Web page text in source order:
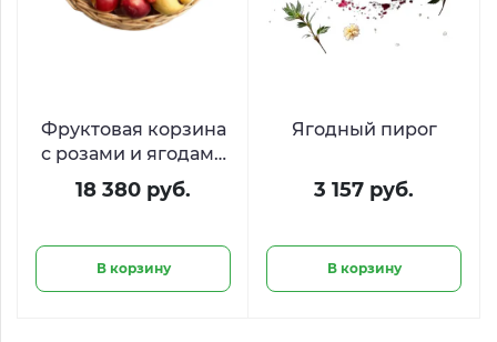
Фруктовая корзина
с розами и ягодами
«Сладкий джаз»
18 380 руб.
В корзину
Ягодный пирог
3 157 руб.
В корзину